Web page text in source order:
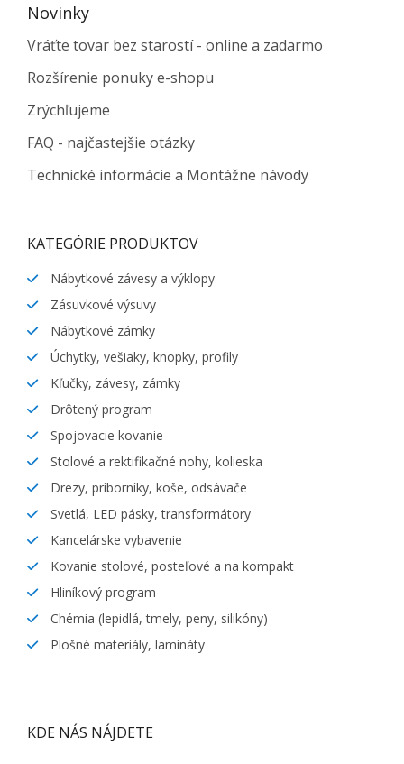
Novinky
Vráťte tovar bez starostí - online a zadarmo
Rozšírenie ponuky e-shopu
Zrýchľujeme
FAQ - najčastejšie otázky
Technické informácie a Montážne návody
KATEGÓRIE PRODUKTOV
Nábytkové závesy a výklopy
Zásuvkové výsuvy
Nábytkové zámky
Úchytky, vešiaky, knopky, profily
Kľučky, závesy, zámky
Drôtený program
Spojovacie kovanie
Stolové a rektifikačné nohy, kolieska
Drezy, príborníky, koše, odsávače
Svetlá, LED pásky, transformátory
Kancelárske vybavenie
Kovanie stolové, posteľové a na kompakt
Hliníkový program
Chémia (lepidlá, tmely, peny, silikóny)
Plošné materiály, lamináty
KDE NÁS NÁJDETE